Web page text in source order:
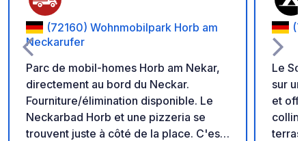
(72160) Wohnmobilpark Horb am
Neckarufer
Parc de mobil-homes Horb am Nekar,
directement au bord du Neckar.
Fourniture/élimination disponible. Le
Neckarbad Horb et une pizzeria se
trouvent juste à côté de la place. C'est
Le
sur
et
collines